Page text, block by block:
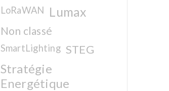
LoRaWAN Lumax
Non classé
SmartLighting STEG
Stratégie
Energétique